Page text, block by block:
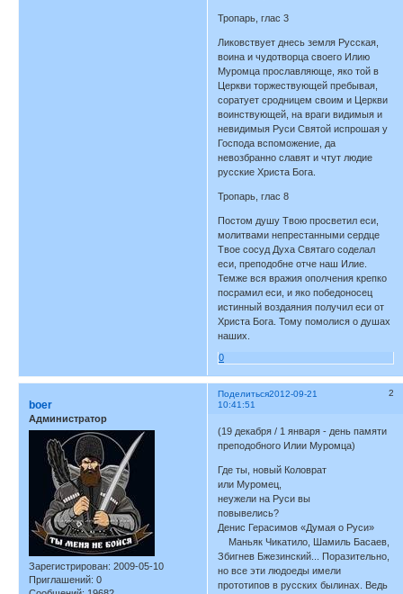
Тропарь, глас 3
Ликовствует днесь земля Русская,
воина и чудотворца своего Илию
Муромца прославляюще, яко той в
Церкви торжествующей пребывая,
соратует сродницем своим и Церкви
воинствующей, на враги видимыя и
невидимыя Руси Святой испрошая у
Господа вспоможение, да
невозбранно славят и чтут людие
русские Христа Бога.
Тропарь, глас 8
Постом душу Твою просветил еси,
молитвами непрестанными сердце
Твое сосуд Духа Святаго соделал
еси, преподобне отче наш Илие.
Темже вся вражия ополчения крепко
посрамил еси, и яко победоносец
истинный воздаяния получил еси от
Христа Бога. Тому помолися о душах
наших.
0
Поделиться 2
2012-09-21
10:41:51
boer
Администратор
Зарегистрирован: 2009-05-10
Приглашений: 0
(19 декабря / 1 января - день памяти
преподобного Илии Муромца)
Где ты, новый Коловрат
или Муромец,
неужели на Руси вы
повывелись?
Денис Герасимов «Думая о Руси»
Маньяк Чикатило, Шамиль Басаев,
Збигнев Бжезинский... Поразительно,
но все эти людоеды имели
прототипов в русских былинах. Ведь